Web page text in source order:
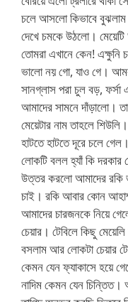
চলে আসলো কিভাবে
দেখে চমকে উঠলো।
তোমরা এখানে কেন! এক্ষুনি
ভালো নয় গো, যাও গে।
সানগ্লাস পরা চুল বড়,
আমাদের সামনে দাঁড়ালো।
মেয়েটার নাম তাহলে
হাটতে হাটতে দূরে চলে
লোকটি বলল হ্যাঁ কি দরকার
উত্তর করলো আমাদের রকি
চাই। রকি আবার কোন
আমাদের চারজনকে নিয়ে
চেয়ার। টেবিলে কিছু
বসলাম আর লোকটা চেয়ার
কেমন যেন ফ্যাকাসে হয়ে
নাদিম কেমন যেন